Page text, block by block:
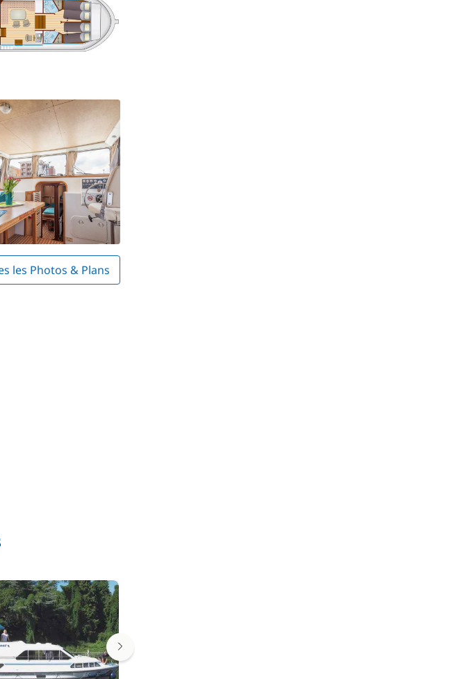
les Photos & Plans